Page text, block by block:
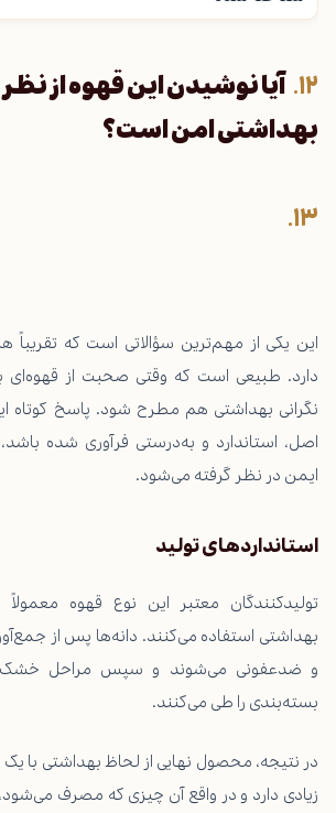
آیا نوشیدن این قهوه از
بهداشتی امن است؟
این یکی از مهم‌ترین سؤالاتی است که تقریباً
دارد. طبیعی است که وقتی صحبت از قهوه‌ای
نگرانی بهداشتی هم مطرح شود. پاسخ کوتاه
اصل، استاندارد و به‌درستی فرآوری شده
ایمن در نظر گرفته می‌شود.
استانداردهای تولید
تولیدکنندگان معتبر این نوع قهوه
بهداشتی استفاده می‌کنند. دانه‌ها پس از
و ضدعفونی می‌شوند و سپس مراحل
بسته‌بندی را طی می‌کنند.
در نتیجه، محصول نهایی از لحاظ بهداشتی با یک
زیادی دارد و در واقع آن چیزی که مصرف